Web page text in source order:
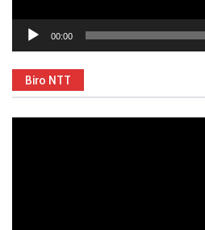
00:00
Biro NTT